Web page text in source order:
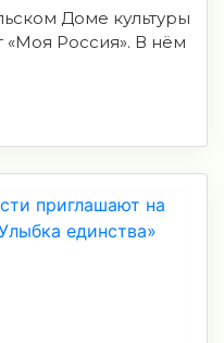
Доме культуры
Россия». В нём